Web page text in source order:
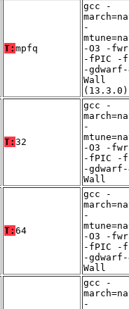
T: mpfq
gcc -
-
-O3 -
-fPIC -
-
Wall
(13.3.0)
T: 32
gcc -
-
-O3 -
-fPIC -
-
Wall
T: 64
gcc -
-
-O3 -
-fPIC -
-
Wall
gcc -
-